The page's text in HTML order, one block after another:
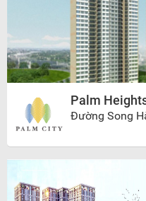
Palm
Đường Song